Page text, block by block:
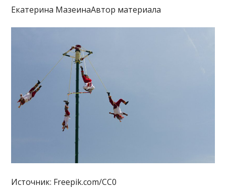
Екатерина МазеинаАвтор материала
Источник: Freepik.com/CC0